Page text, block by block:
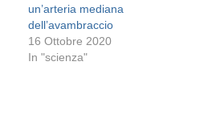
un’arteria mediana
dell’avambraccio
16 Ottobre 2020
In "scienza"